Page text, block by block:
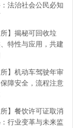
法治社会公民必知
所】揭秘可回收垃
特性与应用，共建
所】机动车驾驶年审
障安全，流程注意
所】餐饮许可证取消
行业变革与未来监